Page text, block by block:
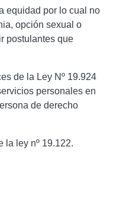
equidad por lo cual no
opción sexual o
postulantes que
de la Ley Nº 19.924
personales en
de derecho
la ley nº 19.122.